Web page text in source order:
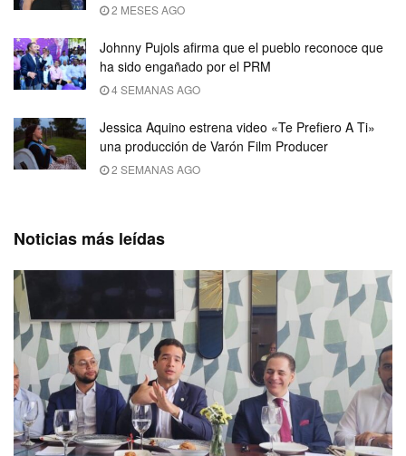
2 MESES AGO
Johnny Pujols afirma que el pueblo reconoce que
ha sido engañado por el PRM
4 SEMANAS AGO
Jessica Aquino estrena video «Te Prefiero A Ti»
una producción de Varón Film Producer
2 SEMANAS AGO
Noticias más leídas